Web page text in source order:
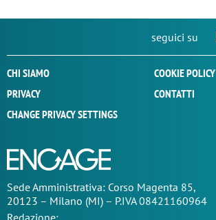
seguici su
CHI SIAMO
COOKIE POLICY
PRIVACY
CONTATTI
CHANGE PRIVACY SETTINGS
SedeAmministrativa: Corso Magenta 85,
20123 – Milano (MI) – P.IVA 08421160964